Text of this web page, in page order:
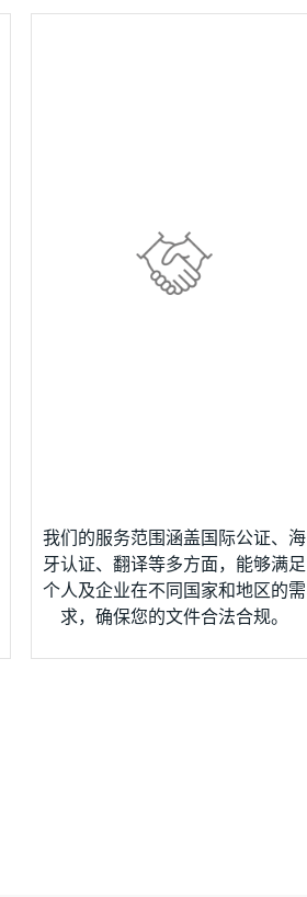
我们的服务范围涵盖国际公证、海
牙认证、翻译等多方面，能够满足
个人及企业在不同国家和地区的需
求，确保您的文件合法合规。